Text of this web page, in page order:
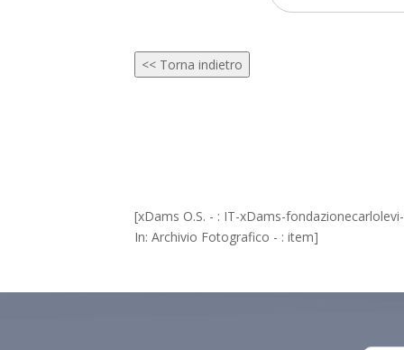
<< Torna indietro
[xDams O.S. - : IT-xDams-
In: Archivio Fotografico - : item]